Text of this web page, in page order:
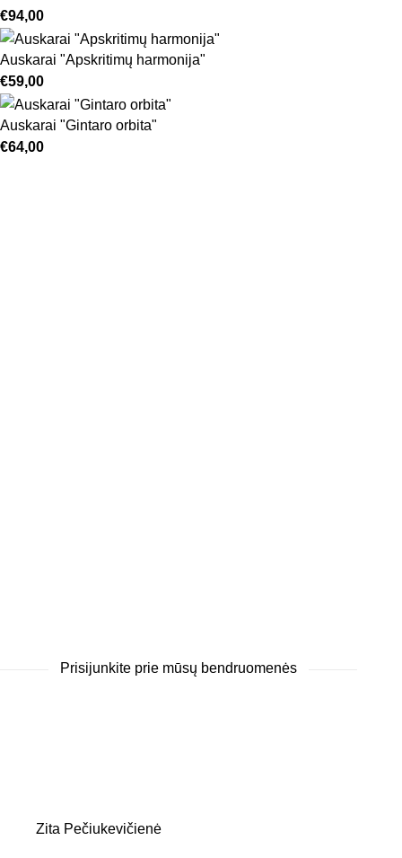
€94,00
Auskarai "Apskritimų harmonija"
€59,00
Auskarai "Gintaro orbita"
€64,00
Prisijunkite prie mūsų bendruomenės
Zita Pečiukevičienė